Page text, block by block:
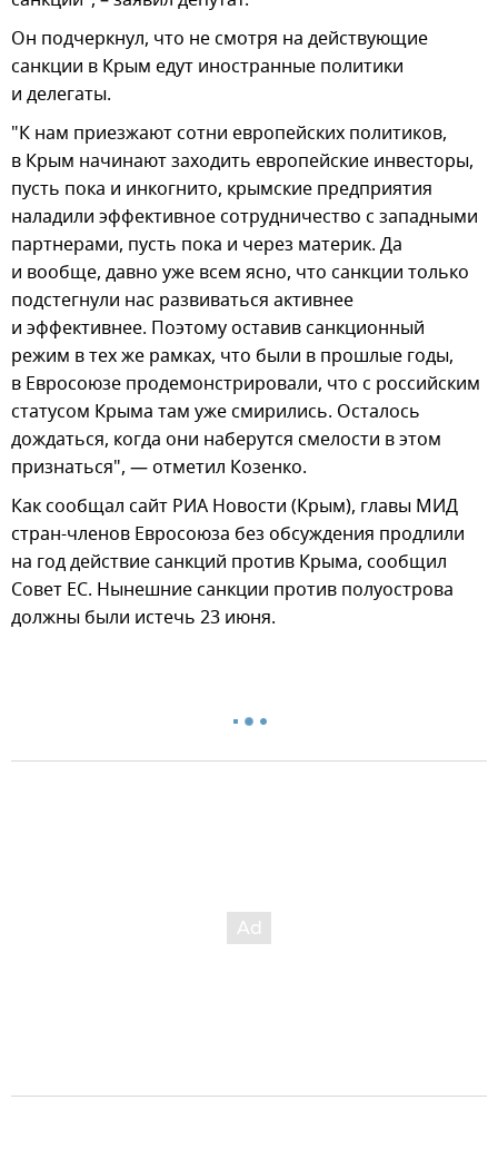
Он подчеркнул, что не смотря на действующие
санкции в Крым едут иностранные политики
и делегаты.
"К нам приезжают сотни европейских политиков,
в Крым начинают заходить европейские инвесторы,
пусть пока и инкогнито, крымские предприятия
наладили эффективное сотрудничество с западными
партнерами, пусть пока и через материк. Да
и вообще, давно уже всем ясно, что санкции только
подстегнули нас развиваться активнее
и эффективнее. Поэтому оставив санкционный
режим в тех же рамках, что были в прошлые годы,
в Евросоюзе продемонстрировали, что с российским
статусом Крыма там уже смирились. Осталось
дождаться, когда они наберутся смелости в этом
признаться", — отметил Козенко.
Как сообщал сайт РИА Новости (Крым), главы МИД
стран-членов Евросоюза без обсуждения продлили
на год действие санкций против Крыма, сообщил
Совет ЕС. Нынешние санкции против полуострова
должны были истечь 23 июня.